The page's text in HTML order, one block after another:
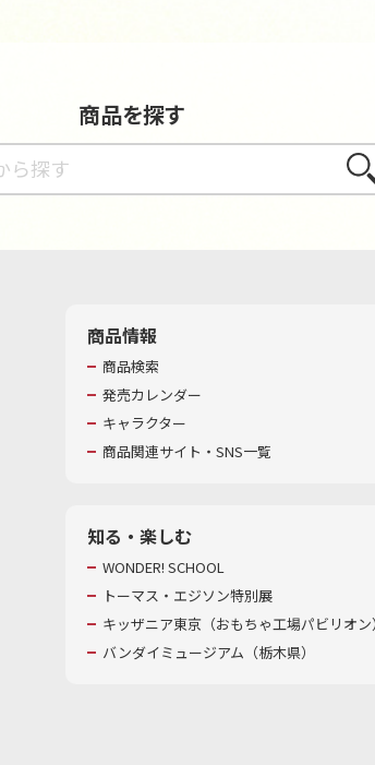
商品を探す
さが
商品情報
商品検索
発売カレンダー
キャラクター
商品関連サイト・SNS一覧
知る・楽しむ
WONDER! SCHOOL
トーマス・エジソン特別展
キッザニア東京（おもちゃ工場パビリオ
バンダイミュージアム（栃木県）